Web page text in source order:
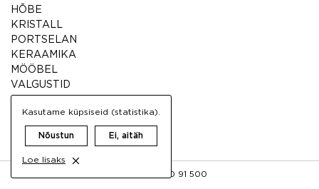
HÕBE
KRISTALL
PORTSELAN
KERAAMIKA
MÖÖBEL
VALGUSTID
MUU ANTIIK
VINTAGE
+372 50 91 500
Kasutame küpsiseid (statistika).
Nõustun Ei, aitäh
Loe lisaks